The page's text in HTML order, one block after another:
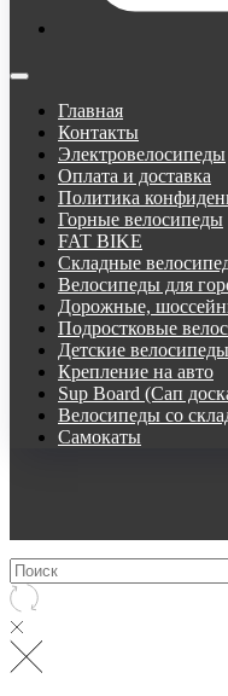
Главная
Контакты
Электровелосипеды
Оплата и доставка
Политика
Горные велосипеды
FAT BIKE
Складные
Велосипеды для
Дорожные,
Подростковые
Детские велосипеды
Крепление на авто
Sup Board (Сап
Велосипеды со
Самокаты